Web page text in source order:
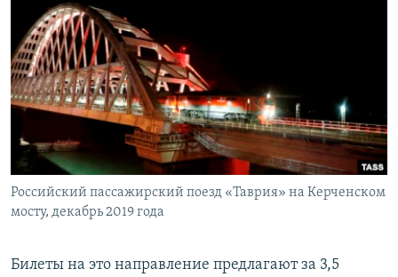
Российский пассажирский поезд «Таврия» на Керченском
мосту, декабрь 2019 года
Билеты на это направление предлагают за 3,5